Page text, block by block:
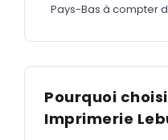
Adhésifs vitrine
Polos Nouveau
Pays-Bas à compter
Pourquoi
Imprimerie